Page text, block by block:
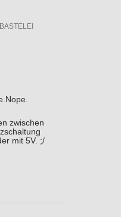
zwischen
mit 5V. ;/